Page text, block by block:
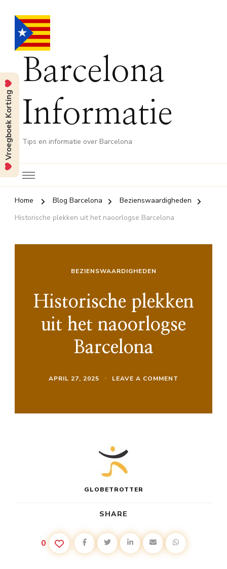
Barcelona
Informatie
Tips en informatie over Barcelona
Home Blog Barcelona
Bezienswaardigheden
Historische plekken uit het naoorlogse Barcelona
BEZIENSWAARDIGHEDEN
Historische plekken
uit het naoorlogse
Barcelona
APRIL 27, 2025 LEAVE A COMMENT
HET
GLOBETROTTER
SHARE
0
Vroegboek Korting